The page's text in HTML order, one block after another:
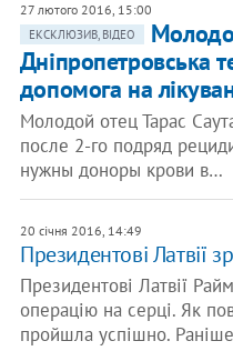
27 лютого 2016, 15:00
ЕКСКЛЮЗИВ, ВІДЕО
Дніпропетровська
допомога на
Молодой отец Тарас
после 2-го подряд
нужны доноры крови в…
20 січня 2016, 14:49
Президентові Латвії
Президентові Латвії
операцію на серці. Як
пройшла успішно.